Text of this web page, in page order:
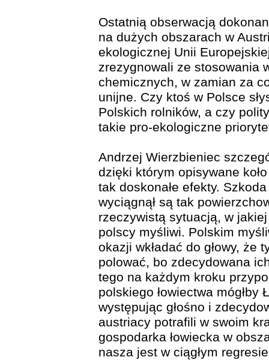
Ostatnią obserwacją
na dużych obszarach w
ekologicznej Unii
zrezygnowali ze stosowania
chemicznych, w zamian za
unijne. Czy ktoś w Polsce
Polskich rolników, a czy
takie pro-ekologiczne
Andrzej Wierzbieniec
dzięki którym opisywane
tak doskonałe efekty.
wyciągnął są tak
rzeczywistą sytuacją, w
polscy myśliwi. Polskim
okazji wkładać do głowy, że
polować, bo zdecydowana
tego na każdym kroku
polskiego łowiectwa
występując głośno i
austriacy potrafili w swoim
gospodarka łowiecka w
nasza jest w ciągłym